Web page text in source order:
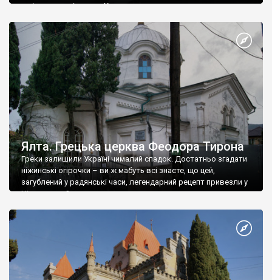
є відданими вірянами Христа
Ялта. Грецька церква Феодора Тирона
Греки залишили Україні чималий спадок. Достатньо згадати
ніжинські огірочки – ви ж мабуть всі знаєте, що цей,
загублений у радянські часи, легендарний рецепт привезли у
Ніжин греки?